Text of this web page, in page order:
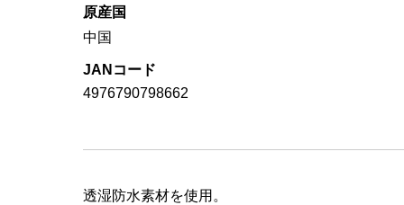
原産国
中国
JANコード
4976790798662
透湿防水素材を使用。